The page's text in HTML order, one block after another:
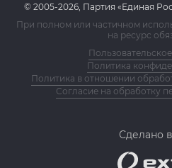
© 2005-2026, Партия «Единая
При полном или частичном
на ресурс
Политика
Политика в отношении
Согласие на обработку
Сделано